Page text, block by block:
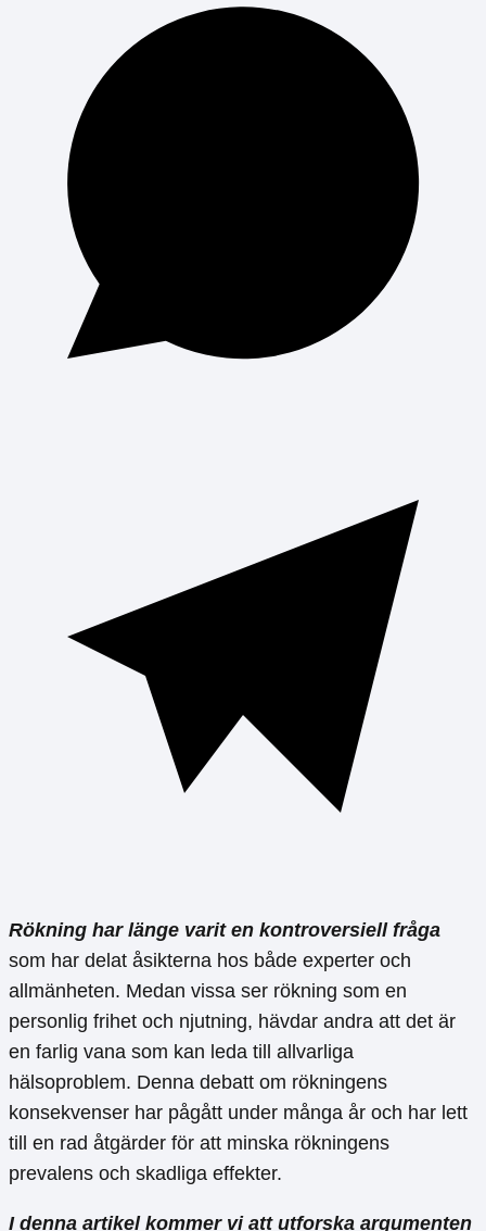
Rökning har länge varit en kontroversiell fråga
som har delat åsikterna hos både experter och
allmänheten. Medan vissa ser rökning som en
personlig frihet och njutning, hävdar andra att det är
en farlig vana som kan leda till allvarliga
hälsoproblem. Denna debatt om rökningens
konsekvenser har pågått under många år och har lett
till en rad åtgärder för att minska rökningens
prevalens och skadliga effekter.
I denna artikel kommer vi att utforska argumenten